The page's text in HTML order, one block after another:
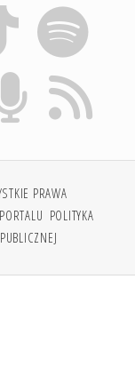
PRAWA
POLITYKA